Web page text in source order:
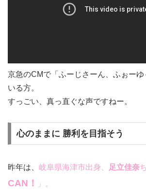
京急のCMで「ふーじさーん、ふぉーゆ
いる方。
すっごい、真っ直ぐな声ですねー。
心のままに 勝利を目指そう
昨年は、 岐阜県海津市出身、 足立佳奈
CAN！
」。